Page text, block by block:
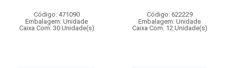
Código: 471090
Embalagem: Unidade
Caixa Com: 30 Unidade(s)
Código: 622229
Embalagem: Unidade
Caixa Com: 12 Unidade(s)